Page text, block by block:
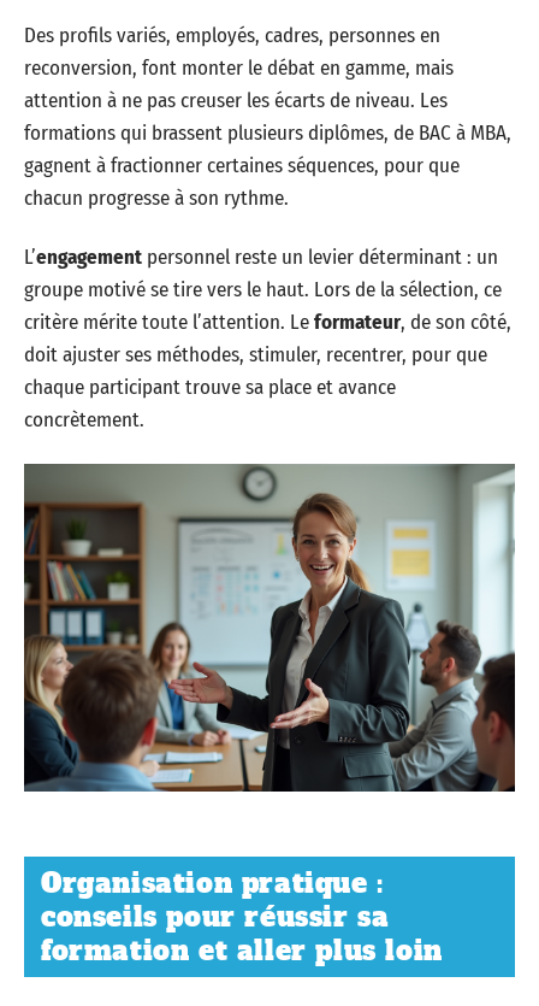
Des profils variés, employés, cadres, personnes en
reconversion, font monter le débat en gamme, mais
attention à ne pas creuser les écarts de niveau. Les
formations qui brassent plusieurs diplômes, de BAC à MBA,
gagnent à fractionner certaines séquences, pour que
chacun progresse à son rythme.
L’engagement personnel reste un levier déterminant : un
groupe motivé se tire vers le haut. Lors de la sélection, ce
critère mérite toute l’attention. Leformateur, de son côté,
doit ajuster ses méthodes, stimuler, recentrer, pour que
chaque participant trouve sa place et avance
concrètement.
Organisation pratique :
conseils pour réussir sa
formation et aller plus loin